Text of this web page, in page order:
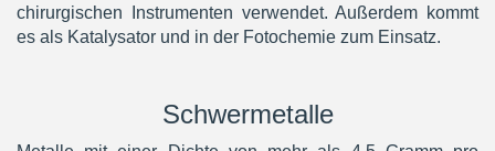
chirurgischen Instrumenten verwendet. Außerdem kommt
es als Katalysator und in der Fotochemie zum Einsatz.
Schwermetalle